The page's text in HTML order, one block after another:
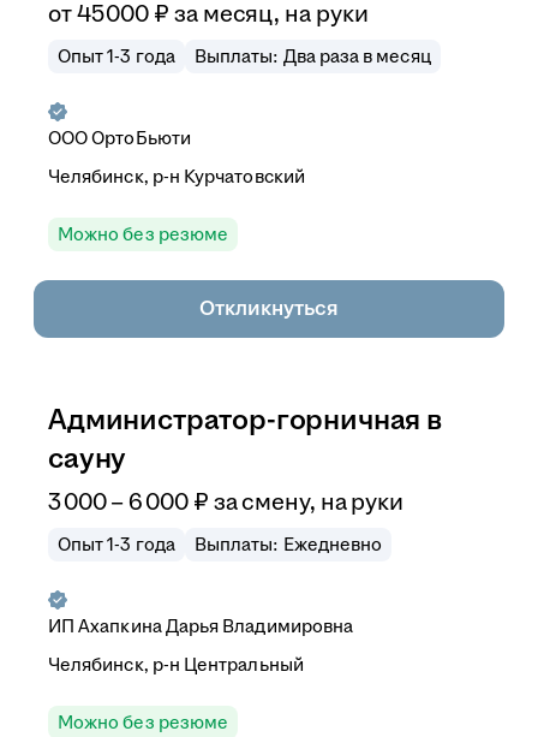
от45 000 ₽ за месяц, на руки
Опыт 1-3 года Выплаты: Два раза в месяц
ООООртоБьюти
Челябинск, р-н Курчатовский
Можно без резюме
Откликнуться
Администратор-горничная в
сауну
3 000–6 000 ₽ за смену, на руки
Опыт 1-3 года Выплаты: Ежедневно
ИПАхапкина Дарья Владимировна
Челябинск, р-н Центральный
Можно без резюме